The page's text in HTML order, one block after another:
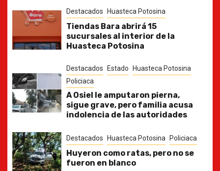
Destacados Huasteca Potosina
Tiendas Bara abrirá 15
sucursales al interior de la
Huasteca Potosina
Destacados Estado
Huasteca Potosina
Policiaca
A Osiel le amputaron pierna,
sigue grave, pero familia acusa
indolencia de las autoridades
Destacados Huasteca Potosina Policiaca
Huyeron como ratas, pero no se
fueron en blanco